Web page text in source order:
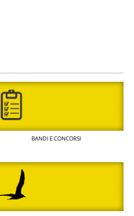
BANDI E CONCORSI